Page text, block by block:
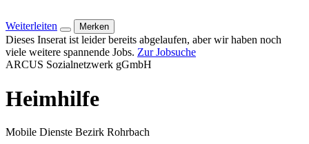
Weiterleiten Merken
Dieses Inserat ist leider bereits abgelaufen, aber wir haben noch
viele weitere spannende Jobs. Zur Jobsuche
ARCUS Sozialnetzwerk gGmbH
Heimhilfe
Mobile Dienste Bezirk Rohrbach